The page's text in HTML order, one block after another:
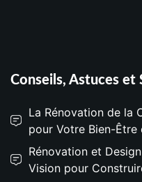
Conseils, Astuces et
La Rénovation de la
pour Votre Bien-
Rénovation et
Vision pour